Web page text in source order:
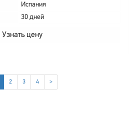
Испания
30 дней
Узнать цену
(current)
2 3 4 >